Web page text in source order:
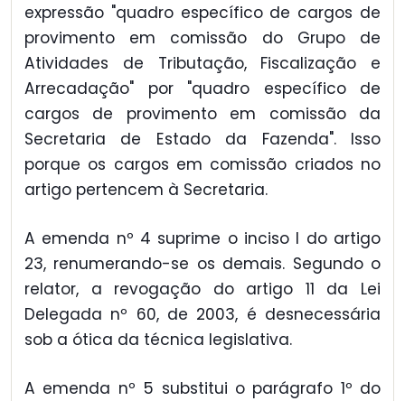
expressão "quadro específico de cargos de
provimento em comissão do Grupo de
Atividades de Tributação, Fiscalização e
Arrecadação" por "quadro específico de
cargos de provimento em comissão da
Secretaria de Estado da Fazenda". Isso
porque os cargos em comissão criados no
artigo pertencem à Secretaria.
A emenda nº 4 suprime o inciso I do artigo
23, renumerando-se os demais. Segundo o
relator, a revogação do artigo 11 da Lei
Delegada nº 60, de 2003, é desnecessária
sob a ótica da técnica legislativa.
A emenda nº 5 substitui o parágrafo 1º do